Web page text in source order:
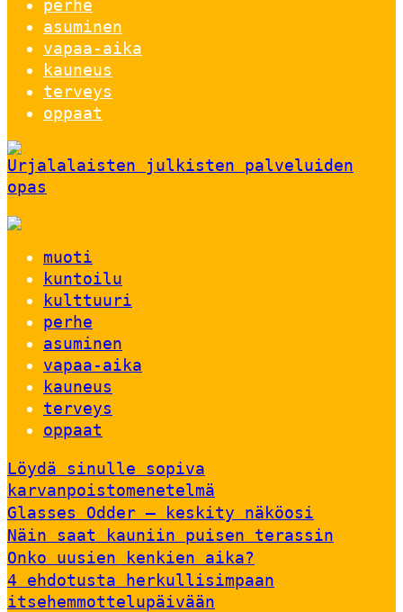
perhe
asuminen
vapaa-aika
kauneus
terveys
oppaat
Urjalalaisten julkisten palveluiden
opas
muoti
kuntoilu
kulttuuri
perhe
asuminen
vapaa-aika
kauneus
terveys
oppaat
Löydä sinulle sopiva
karvanpoistomenetelmä
Glasses Odder – keskity näköosi
Näin saat kauniin puisen terassin
Onko uusien kenkien aika?
4 ehdotusta herkullisimpaan
itsehemmottelupäivään